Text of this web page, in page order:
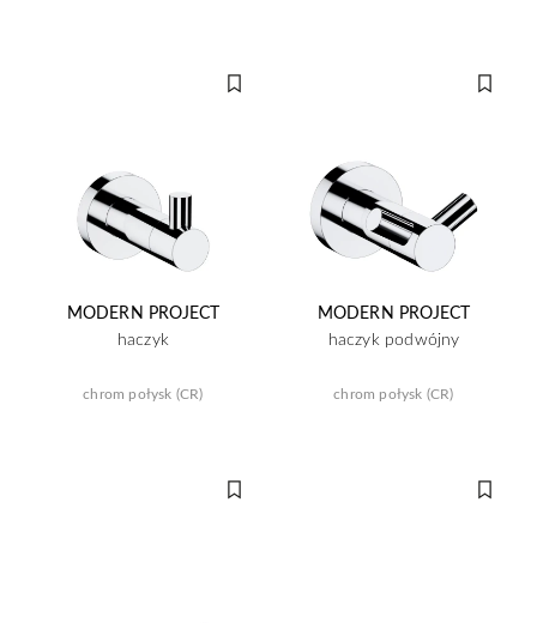
MODERN PROJECT
haczyk
chrom połysk (CR)
MODERN PROJECT
haczyk podwójny
chrom połysk (CR)